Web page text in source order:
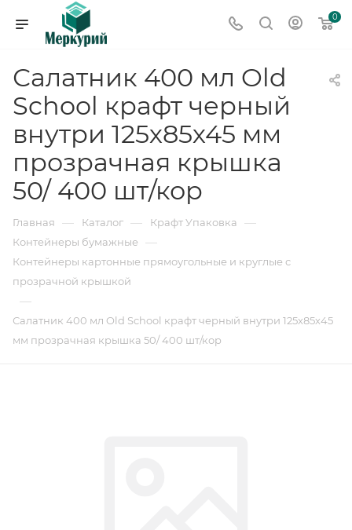
0
Салатник 400 мл Old
School крафт черный
внутри 125х85х45 мм
прозрачная крышка
50/ 400 шт/кор
Главная — Каталог — Крафт Упаковка —
Контейнеры бумажные —
Контейнеры картонные прямоугольные и круглые с
прозрачной крышкой
—
Салатник 400 мл Old School крафт черный внутри 125х85х45
мм прозрачная крышка 50/ 400 шт/кор